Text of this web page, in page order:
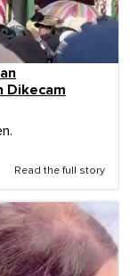
Dikecam
Read the full story